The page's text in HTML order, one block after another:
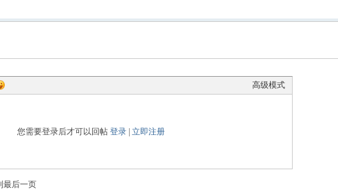
高级模式
您需要登录后才可以回帖 登录 立即注册
最后一页